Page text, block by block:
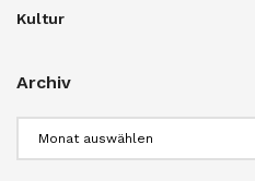
Kultur
Archiv